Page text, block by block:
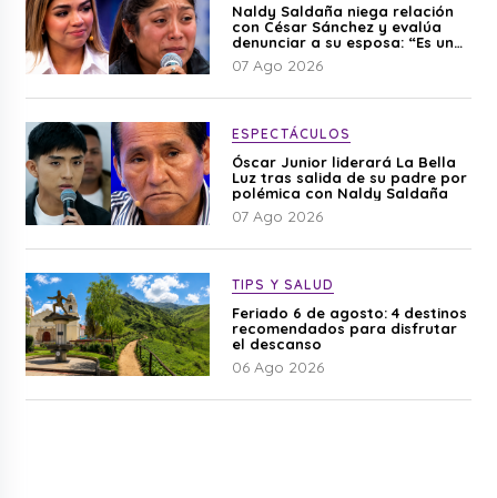
Naldy Saldaña niega relación
con César Sánchez y evalúa
denunciar a su esposa: “Es una
difamación”
07 Ago 2026
ESPECTÁCULOS
Óscar Junior liderará La Bella
Luz tras salida de su padre por
polémica con Naldy Saldaña
07 Ago 2026
TIPS Y SALUD
Feriado 6 de agosto: 4 destinos
recomendados para disfrutar
el descanso
06 Ago 2026